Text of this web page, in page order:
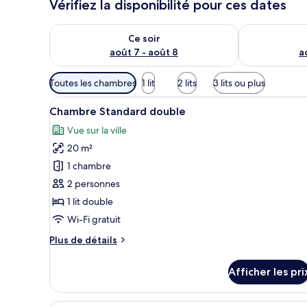
Vérifiez la disponibilité pour ces dates
Ce soir
août 7 - août 8
Vérifier la disponibilité pour ce soir août 7 - août 8
Vérifier la
Filtres
disponibles
pour
les
chambres
Toutes les chambres 1 lit 2 lits 3 lits ou plus
Afficher
toutes
les
photos
pour
ce
type
de
chambre :
Chambre
Une chambre d’hôtel avec
22
Chambre Standard double
Vue sur la ville
20 m²
1 chambre
2 personnes
1 lit double
Wi-Fi gratuit
Plus de détails
Plus
Chambre
Standard
Afficher les